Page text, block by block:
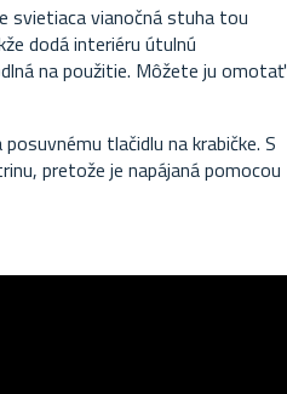
svietiaca vianočná stuha tou
dodá interiéru útulnú
na použitie. Môžete ju omotať
tlačidlu na krabičke. S
pretože je napájaná pomocou